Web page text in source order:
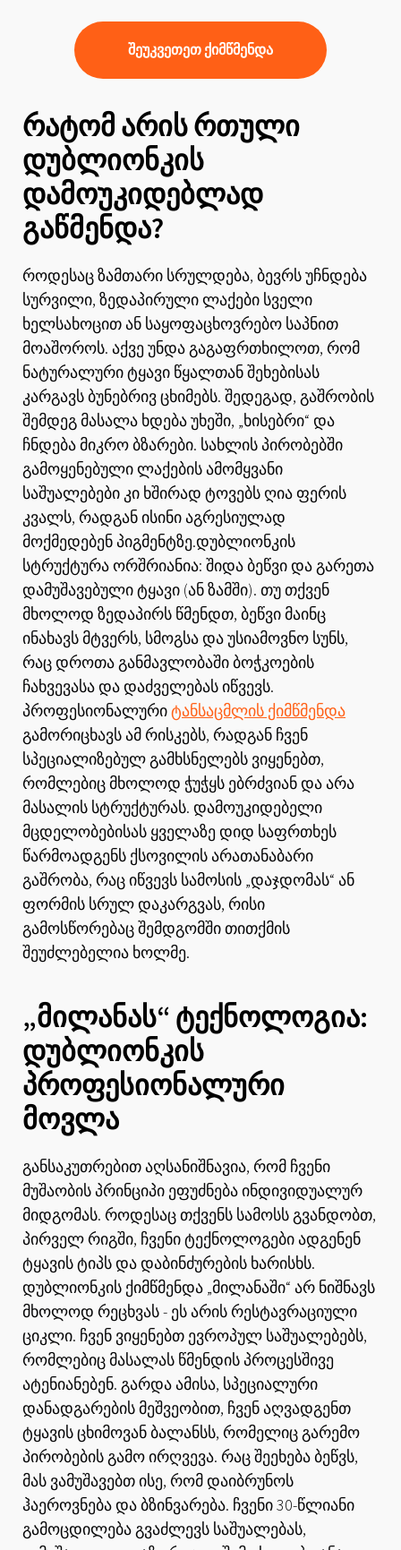
შეუკვეთეთ ქიმწმენდა
რატომ არის რთული
დუბლიონკის
დამოუკიდებლად
გაწმენდა?
როდესაც ზამთარი სრულდება, ბევრს უჩნდება
სურვილი, ზედაპირული ლაქები სველი
ხელსახოცით ან საყოფაცხოვრებო საპნით
მოაშოროს. აქვე უნდა გაგაფრთხილოთ, რომ
ნატურალური ტყავი წყალთან შეხებისას
კარგავს ბუნებრივ ცხიმებს. შედეგად, გაშრობის
შემდეგ მასალა ხდება უხეში, „ხისებრი“ და
ჩნდება მიკრო ბზარები. სახლის პირობებში
გამოყენებული ლაქების ამომყვანი
საშუალებები კი ხშირად ტოვებს ღია ფერის
კვალს, რადგან ისინი აგრესიულად
მოქმედებენ პიგმენტზე.დუბლიონკის
სტრუქტურა ორშრიანია: შიდა ბეწვი და გარეთა
დამუშავებული ტყავი (ან ზამში). თუ თქვენ
მხოლოდ ზედაპირს წმენდთ, ბეწვი მაინც
ინახავს მტვერს, სმოგსა და უსიამოვნო სუნს,
რაც დროთა განმავლობაში ბოჭკოების
ჩახვევასა და დაძველებას იწვევს.
პროფესიონალურიტანსაცმლის ქიმწმენდა
გამორიცხავს ამ რისკებს, რადგან ჩვენ
სპეციალიზებულ გამხსნელებს ვიყენებთ,
რომლებიც მხოლოდ ჭუჭყს ებრძვიან და არა
მასალის სტრუქტურას. დამოუკიდებელი
მცდელობებისას ყველაზე დიდ საფრთხეს
წარმოადგენს ქსოვილის არათანაბარი
გაშრობა, რაც იწვევს სამოსის „დაჯდომას“ ან
ფორმის სრულ დაკარგვას, რისი
გამოსწორებაც შემდგომში თითქმის
შეუძლებელია ხოლმე.
„მილანას“ ტექნოლოგია:
დუბლიონკის
პროფესიონალური
მოვლა
განსაკუთრებით აღსანიშნავია, რომ ჩვენი
მუშაობის პრინციპი ეფუძნება ინდივიდუალურ
მიდგომას. როდესაც თქვენს სამოსს გვანდობთ,
პირველ რიგში, ჩვენი ტექნოლოგები ადგენენ
ტყავის ტიპს და დაბინძურების ხარისხს.
დუბლიონკის ქიმწმენდა „მილანაში“ არ ნიშნავს
მხოლოდ რეცხვას - ეს არის რესტავრაციული
ციკლი. ჩვენ ვიყენებთ ევროპულ საშუალებებს,
რომლებიც მასალას წმენდის პროცესშივე
ატენიანებენ. გარდა ამისა, სპეციალური
დანადგარების მეშვეობით, ჩვენ აღვადგენთ
ტყავის ცხიმოვან ბალანსს, რომელიც გარემო
პირობების გამო ირღვევა. რაც შეეხება ბეწვს,
მას ვამუშავებთ ისე, რომ დაიბრუნოს
ჰაეროვნება და ბზინვარება. ჩვენი 30-წლიანი
გამოცდილება გვაძლევს საშუალებას,